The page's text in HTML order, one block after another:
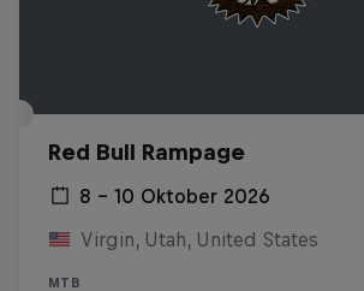
Red Bull Rampage
8 – 10 Oktober 2026
Virgin, Utah, United States
MTB